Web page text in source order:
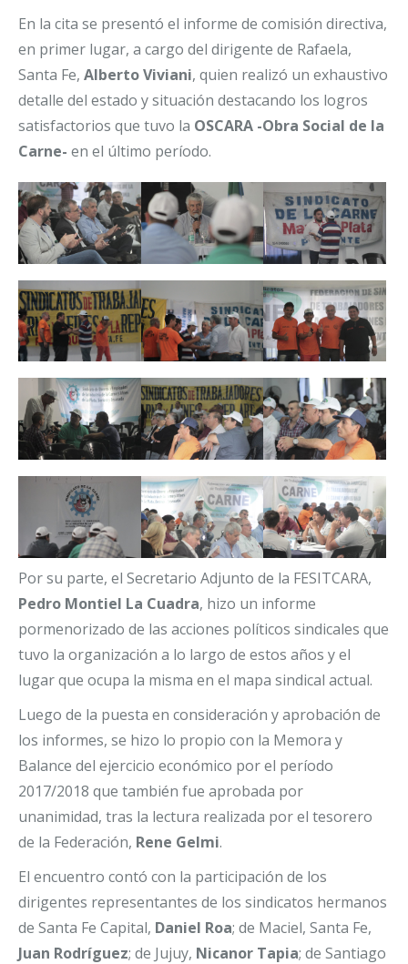
En la cita se presentó el informe de comisión directiva,
en primer lugar, a cargo del dirigente de Rafaela,
Santa Fe, Alberto Viviani, quien realizó un exhaustivo
detalle del estado y situación destacando los logros
satisfactorios que tuvo la OSCARA -Obra Social de la
Carne- en el último período.
Por su parte, el Secretario Adjunto de la FESITCARA,
Pedro Montiel La Cuadra, hizo un informe
pormenorizado de las acciones políticos sindicales que
tuvo la organización a lo largo de estos años y el
lugar que ocupa la misma en el mapa sindical actual.
Luego de la puesta en consideración y aprobación de
los informes, se hizo lo propio con la Memora y
Balance del ejercicio económico por el período
2017/2018 que también fue aprobada por
unanimidad, tras la lectura realizada por el tesorero
de la Federación, Rene Gelmi.
El encuentro contó con la participación de los
dirigentes representantes de los sindicatos hermanos
de Santa Fe Capital, Daniel Roa; de Maciel, Santa Fe,
Juan Rodríguez; de Jujuy, Nicanor Tapia; de Santiago